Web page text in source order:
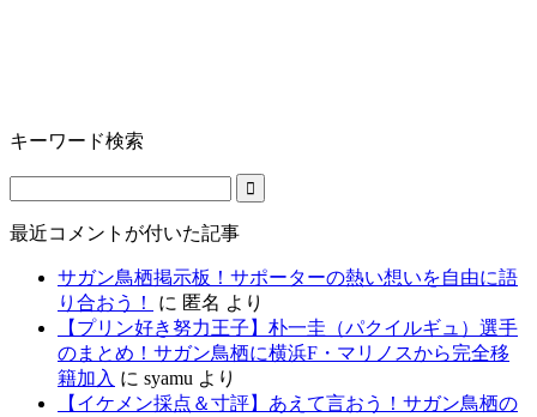
キーワード検索
最近コメントが付いた記事
サガン鳥栖掲示板！サポーターの熱い想いを自由に語
り合おう！
に 匿名 より
【プリン好き努力王子】朴一圭（パクイルギュ）選手
のまとめ！サガン鳥栖に横浜F・マリノスから完全移
籍加入 に syamu より
【イケメン採点＆寸評】あえて言おう！サガン鳥栖の